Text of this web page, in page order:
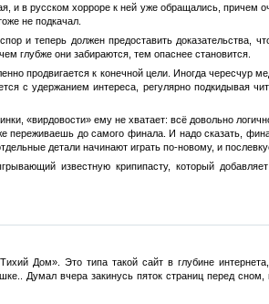
и в русском хорроре к ней уже обращались, причем
не подкачал.
и теперь должен предоставить
глубже они забираются, тем опаснее становится.
продвигается к конечной цели. Иногда чересчур
с удержанием интереса, регулярно подкидывая
«вирдовости» ему не хватает: всё довольно
переживаешь до самого финала. И надо сказать,
детали начинают играть по-новому, и
известную крипипасту, который
Дом». Это типа такой сайт в глубине
Думал вчера закинусь пяток страниц перед